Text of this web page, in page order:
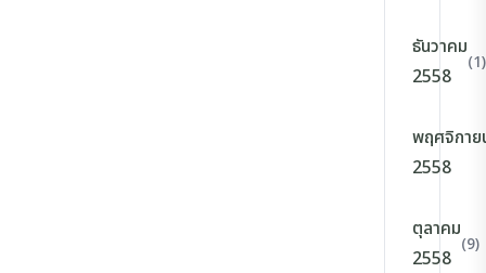
ธันวาคม
2558
(1)
พฤศจิกาย
2558
ตุลาคม
2558
(9)